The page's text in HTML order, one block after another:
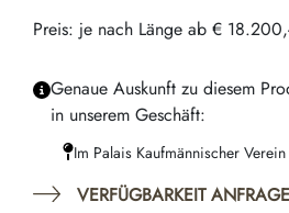
Preis: je nach Länge ab €
Genaue Auskunft zu diesem
in unserem Geschäft:
Im Palais Kaufmännischer Verein
VERFÜGBARKEIT